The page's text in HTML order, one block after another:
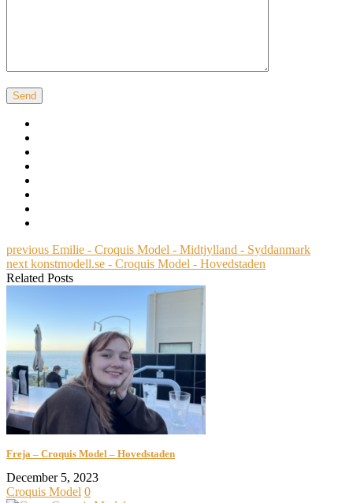
previous Emilie - Croquis Model - Midtjylland - Syddanmark
next konstmodell.se - Croquis Model - Hovedstaden
Related Posts
Freja – Croquis Model – Hovedstaden
December 5, 2023
Croquis Model 0